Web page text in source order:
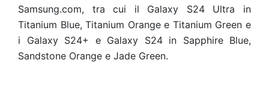
Samsung.com, tra cui il Galaxy S24 Ultra in
Titanium Blue, Titanium Orange e Titanium Green e
i Galaxy S24+ e Galaxy S24 in Sapphire Blue,
Sandstone Orange e Jade Green.